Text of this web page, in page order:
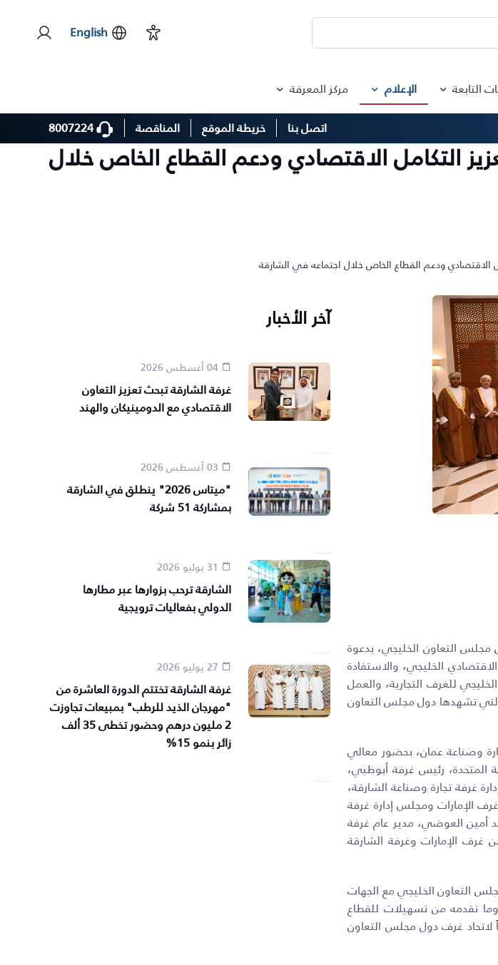
English
التابعة الإعلام مركز المعرفة
اتصل بنا خريطة الموقع المناقصة 8007224
التكامل الاقتصادي ودعم القطاع الخاص خلال
الاقتصادي ودعم القطاع الخاص خلال اجتماعه في الشارقة
64 لمجلس إدارة اتحاد غرف دول مجلس التعاون الخليجي، بدعوة
الخليجي، والاستفادة
للغرف التجارية، والعمل
تشهدها دول مجلس التعاون
وصناعة عمان، بحضور معالي
المتحدة، رئيس غرفة أبوظبي،
غرفة تجارة وصناعة الشارقة،
الإمارات ومجلس إدارة غرفة
أمين العوضي، مدير عام غرفة
غرف الإمارات وغرفة الشارقة
التعاون الخليجي مع الجهات
وما تقدمه من تسهيلات للقطاع
لاتحاد غرف دول مجلس التعاون
آخر الأخبار
غرفة الشارقة تبحث تعزيز التعاون
الاقتصادي مع الدومينيكان والهند
"ميتاس 2026" ينطلق في الشارقة
بمشاركة 51 شركة
الشارقة ترحب بزوارها عبر مطارها
الدولي بفعاليات ترويجية
غرفة الشارقة تختتم الدورة العاشرة من
"مهرجان الذيد للرطب" بمبيعات تجاوزت
2 مليون درهم وحضور تخطى 35 ألف
زائر بنمو 15%